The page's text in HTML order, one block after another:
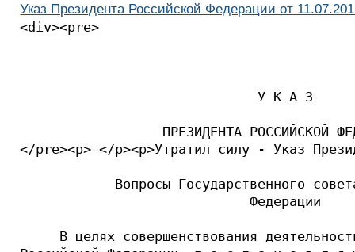
Указ Президента Российской Федерации от
<div><pre>
                              У К А З
ПРЕЗИДЕНТА РОССИЙСКОЙ
</pre><p> </p><p>Утратил силу - Указ
Вопросы Государственного
                             Федерации
В целях совершенствования